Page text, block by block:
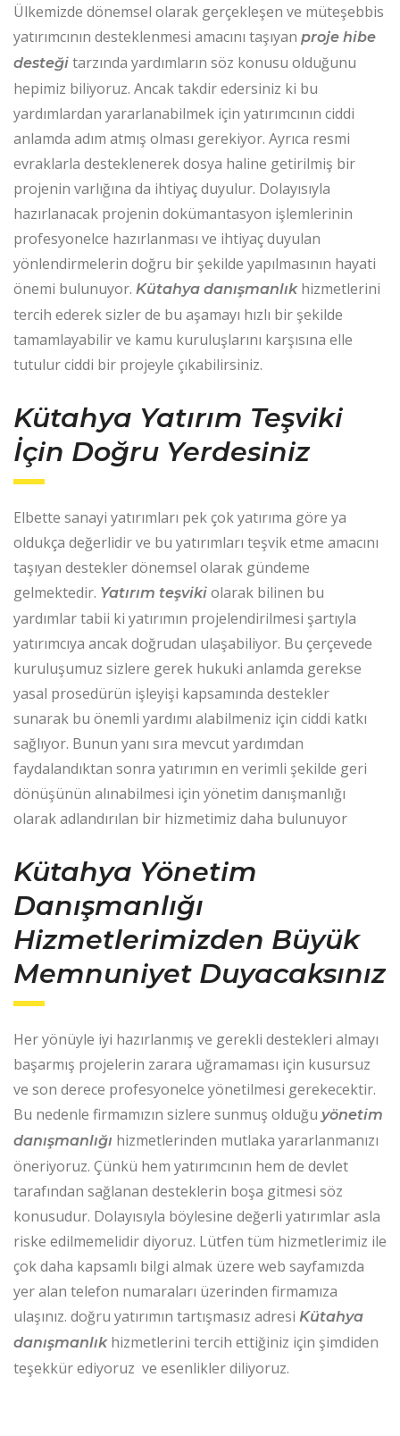
Ülkemizde dönemsel olarak gerçekleşen ve müteşebbis
yatırımcının desteklenmesi amacını taşıyan proje hibe
desteği tarzında yardımların söz konusu olduğunu
hepimiz biliyoruz. Ancak takdir edersiniz ki bu
yardımlardan yararlanabilmek için yatırımcının ciddi
anlamda adım atmış olması gerekiyor. Ayrıca resmi
evraklarla desteklenerek dosya haline getirilmiş bir
projenin varlığına da ihtiyaç duyulur. Dolayısıyla
hazırlanacak projenin dokümantasyon işlemlerinin
profesyonelce hazırlanması ve ihtiyaç duyulan
yönlendirmelerin doğru bir şekilde yapılmasının hayati
önemi bulunuyor. Kütahya danışmanlıkhizmetlerini
tercih ederek sizler de bu aşamayı hızlı bir şekilde
tamamlayabilir ve kamu kuruluşlarını karşısına elle
tutulur ciddi bir projeyle çıkabilirsiniz.
Kütahya Yatırım Teşviki
İçin Doğru Yerdesiniz
Elbette sanayi yatırımları pek çok yatırıma göre ya
oldukça değerlidir ve bu yatırımları teşvik etme amacını
taşıyan destekler dönemsel olarak gündeme
gelmektedir. Yatırım teşviki olarak bilinen bu
yardımlar tabii ki yatırımın projelendirilmesi şartıyla
yatırımcıya ancak doğrudan ulaşabiliyor. Bu çerçevede
kuruluşumuz sizlere gerek hukuki anlamda gerekse
yasal prosedürün işleyişi kapsamında destekler
sunarak bu önemli yardımı alabilmeniz için ciddi katkı
sağlıyor. Bunun yanı sıra mevcut yardımdan
faydalandıktan sonra yatırımın en verimli şekilde geri
dönüşünün alınabilmesi için yönetim danışmanlığı
olarak adlandırılan bir hizmetimiz daha bulunuyor
Kütahya Yönetim
Danışmanlığı
Hizmetlerimizden Büyük
Memnuniyet Duyacaksınız
Her yönüyle iyi hazırlanmış ve gerekli destekleri almayı
başarmış projelerin zarara uğramaması için kusursuz
ve son derece profesyonelce yönetilmesi gerekecektir.
Bu nedenle firmamızın sizlere sunmuş olduğu yönetim
danışmanlığı hizmetlerinden mutlaka yararlanmanızı
öneriyoruz. Çünkü hem yatırımcının hem de devlet
tarafından sağlanan desteklerin boşa gitmesi söz
konusudur. Dolayısıyla böylesine değerli yatırımlar asla
riske edilmemelidir diyoruz. Lütfen tüm hizmetlerimiz ile
çok daha kapsamlı bilgi almak üzere web sayfamızda
yer alan telefon numaraları üzerinden firmamıza
ulaşınız. doğru yatırımın tartışmasız adresi Kütahya
danışmanlıkhizmetlerini tercih ettiğiniz için şimdiden
teşekkür ediyoruz ve esenlikler diliyoruz.